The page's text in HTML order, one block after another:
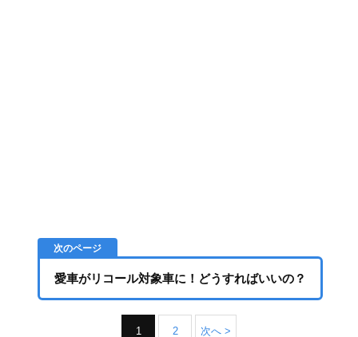
愛車がリコール対象車に！どうすればいいの？
1 2 次へ >